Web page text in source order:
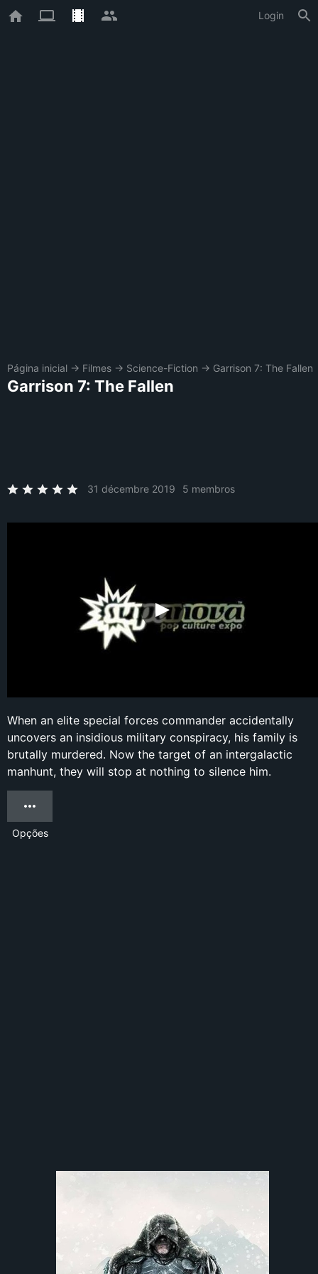
Login
Página inicial → Filmes → Science-Fiction → Garrison 7: The Fallen
Garrison 7: The Fallen
31 décembre 2019 5 membros
When an elite special forces commander accidentally
uncovers an insidious military conspiracy, his family is
brutally murdered. Now the target of an intergalactic
manhunt, they will stop at nothing to silence him.
Opções